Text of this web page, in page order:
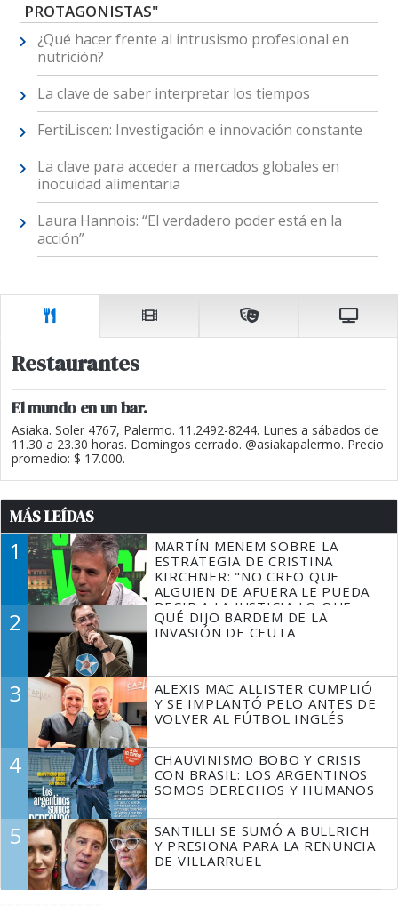
PROTAGONISTAS"
¿Qué hacer frente al intrusismo profesional en
nutrición?
La clave de saber interpretar los tiempos
FertiLiscen: Investigación e innovación constante
La clave para acceder a mercados globales en
inocuidad alimentaria
Laura Hannois: “El verdadero poder está en la
acción”
Restaurantes
El mundo en un bar.
Asiaka. Soler 4767, Palermo. 11.2492-8244. Lunes a sábados de
11.30 a 23.30 horas. Domingos cerrado. @asiakapalermo. Precio
promedio: $ 17.000.
MÁS LEÍDAS
1
MARTÍN MENEM SOBRE LA
ESTRATEGIA DE CRISTINA
KIRCHNER: "NO CREO QUE
ALGUIEN DE AFUERA LE PUEDA
DECIR A LA JUSTICIA LO QUE
TIENE QUE HACER"
2
QUÉ DIJO BARDEM DE LA
INVASIÓN DE CEUTA
3
ALEXIS MAC ALLISTER CUMPLIÓ
Y SE IMPLANTÓ PELO ANTES DE
VOLVER AL FÚTBOL INGLÉS
4
CHAUVINISMO BOBO Y CRISIS
CON BRASIL: LOS ARGENTINOS
SOMOS DERECHOS Y HUMANOS
5
SANTILLI SE SUMÓ A BULLRICH
Y PRESIONA PARA LA RENUNCIA
DE VILLARRUEL